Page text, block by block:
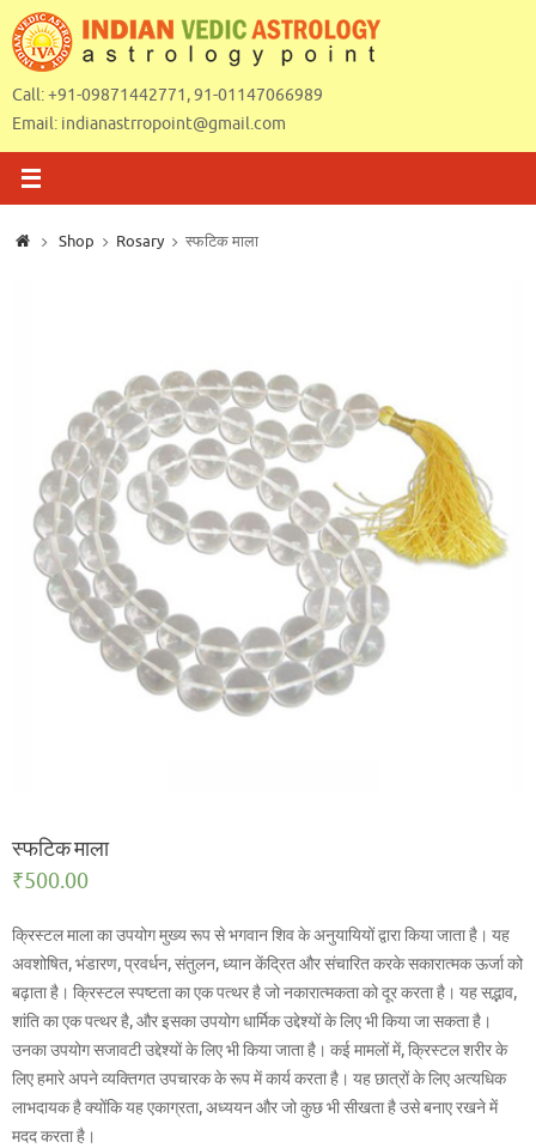
Skip
to
content
Call: +91-09871442771, 91-01147066989
Email: indianastrropoint@gmail.com
HomeShop Rosary स्फटिक माला
स्फटिक माला
₹500.00
क्रिस्टल माला का उपयोग मुख्य रूप से भगवान शिव के अनुयायियों द्वारा किया जाता है। यह
अवशोषित, भंडारण, प्रवर्धन, संतुलन, ध्यान केंद्रित और संचारित करके सकारात्मक ऊर्जा को
बढ़ाता है। क्रिस्टल स्पष्टता का एक पत्थर है जो नकारात्मकता को दूर करता है। यह सद्भाव,
शांति का एक पत्थर है, और इसका उपयोग धार्मिक उद्देश्यों के लिए भी किया जा सकता है।
उनका उपयोग सजावटी उद्देश्यों के लिए भी किया जाता है। कई मामलों में, क्रिस्टल शरीर के
लिए हमारे अपने व्यक्तिगत उपचारक के रूप में कार्य करता है। यह छात्रों के लिए अत्यधिक
लाभदायक है क्योंकि यह एकाग्रता, अध्ययन और जो कुछ भी सीखता है उसे बनाए रखने में
मदद करता है।